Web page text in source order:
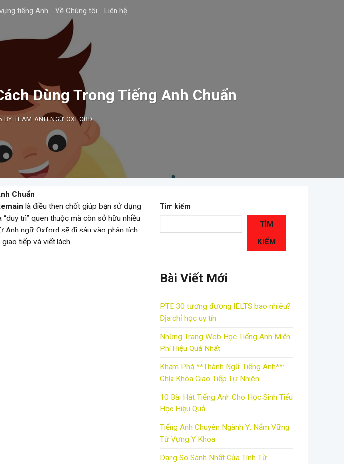
tiếng Anh Về Chúng tôi Liên hệ
Dùng Trong Tiếng Anh Chuẩn
BY TEAM ANH NGỮ OXFORD
Chuẩn
là điều then chốt giúp bạn sử dụng
trì” quen thuộc mà còn sở hữu nhiều
Anh ngữ Oxford sẽ đi sâu vào phân tích
tiếp và viết lách.
Tìm kiếm
TÌM
KIẾM
Bài Viết Mới
PTE 30 tương đương IELTS bao nhiêu?
Địa chỉ học uy tín
Những Trang Web Học Tiếng Anh Miễn
Phí Hiệu Quả Nhất
Khám Phá **Thành Ngữ Tiếng Anh**:
Chìa Khóa Giao Tiếp Tự Nhiên
10 Bài Hát Tiếng Anh Cho Học Sinh Tiểu
Học Hiệu Quả
Tiếng Anh Chuyên Ngành Y: Nắm Vững
Từ Vựng Y Khoa
Dạng So Sánh Nhất Của Tính Từ: